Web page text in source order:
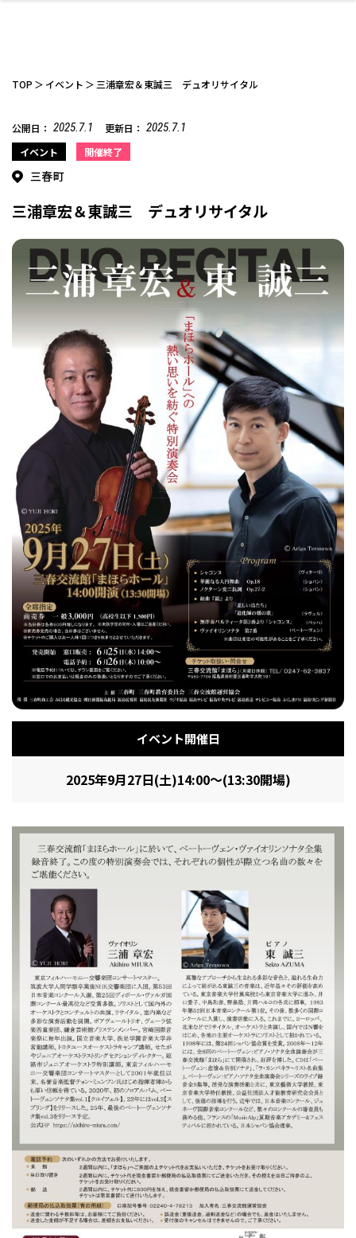
カフェ
お酒 洋食 中華
和食 わんぱく 福島ローカルグル
メ
パン アジア・エスニッ テイクアウト
ランチ その他
開成山公園
デート・友達と ひとりで アウトドア
温泉 体験 名所
レジャー・スポー
ツ施設
イベントレポート
美容室
美容アイテム エイジングケア メンズ
フィットネス・や
せたい
鍼灸・整体・リラ
クゼーション
まつ毛サロン
脱毛 温活・サウナ 歯列矯正・審美歯
その他
ファッション
スポーツ・アウト
ドア
ギフト・お土産 キッズ
インテリア 食品・酒 生活を彩るモノ
その他
お仕事探し
保険 病院・クリニック ペット
趣味・スキルアッ 保育園・こども園 子どもの習い事・
塾
幼稚園 教育 ライフイベント
その他
家づくり
リフォーム・リノ
ベーション
自治体インフォ その他
TOP イベント 三浦章宏＆東誠三 デュオリサイタル
公開日： 2025.7.1 更新日： 2025.7.1
イベント 開催終了
三春町
三浦章宏＆東誠三 デュオリサイタル
イベント開催日
2025年9月27日(土)14:00～(13:30開場)